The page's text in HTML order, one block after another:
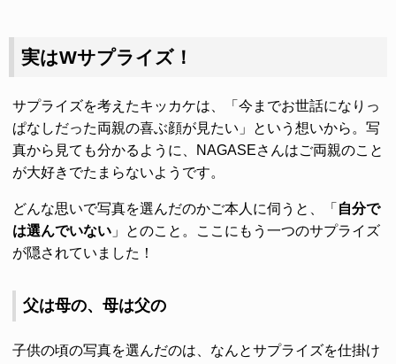
実はWサプライズ！
サプライズを考えたキッカケは、「今までお世話になりっ
ぱなしだった両親の喜ぶ顔が見たい」という想いから。写
真から見ても分かるように、NAGASEさんはご両親のこと
が大好きでたまらないようです。
どんな思いで写真を選んだのかご本人に伺うと、「 自分で
は選んでいない 」とのこと。ここにもう一つのサプライズ
が隠されていました！
父は母の、母は父の
子供の頃の写真を選んだのは、なんとサプライズを仕掛け